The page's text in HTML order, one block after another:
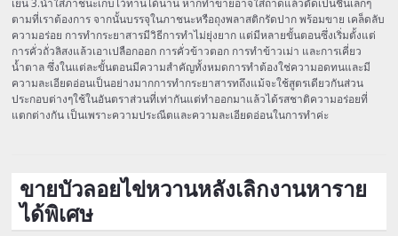
ตามที่เราต้องการ จากนั้นบรรจุในภาชนะหรือถุงพลาสติกรัดปาก พร้อมขาย เคล็ดลับ
ความอร่อย การทำกระยาสารมีวิธีการทำไม่ยุ่งยาก แต่มีหลายขั้นตอนซึ่งเริ่มตั้งแต่
การคั่วถั่วลิสงแล้วเอาเปลือกออก การคั่วข้าวตอก การทำข้าวเม่า และการเคี่ยว
น้ำตาล ซึ่งในแต่ละขั้นตอนมีความสำคัญทั้งหมดการทำต้องใช่ความอดทนและมี
ความละเอียดอ่อนเป็นอย่างมากการทำกระยาสารทถึงแม้จะใช้สูตรเดียวกันส่วน
ประกอบต่างๆใช้ในอันตราส่วนที่เท่ากันแต่ทำออกมาแล้วได้รสชาติความอร่อยที่
แตกต่างกัน เป็นเพราะความประณีตและความละเอียดอ่อนในการทำค่ะ
ขายบัวลอยไข่หวานหลังเลิกงานหาราย
ได้พิเศษ